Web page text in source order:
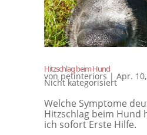
Hitzschlag beim Hund
von petinteriors | Apr.
Nicht kategorisiert
Welche Symptome
Hitzschlag beim Hund
ich sofort Erste Hilfe.